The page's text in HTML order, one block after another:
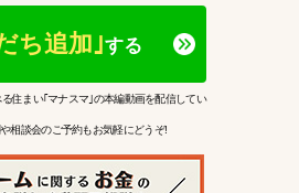
ち追加｣する
住まい｢マナスマ｣の本編動画を配信してい
相談会のご予約もお気軽にどうぞ!